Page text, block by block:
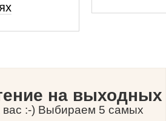
на выходных
вас :-) Выбираем 5 самых